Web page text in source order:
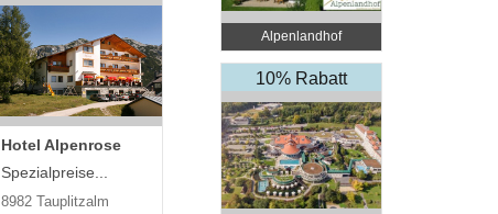
Hotel Alpenrose
Spezialpreise...
8982 Tauplitzalm
Alpenlandhof
10% Rabatt